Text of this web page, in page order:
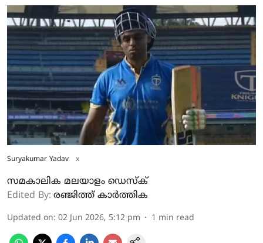
Suryakumar Yadav x
സമകാലിക മലയാളം ഡെസ്ക്
Edited By: രഞ്ജിത്ത് കാർത്തിക
Updated on: 02 Jun 2026, 5:12 pm 1 min read